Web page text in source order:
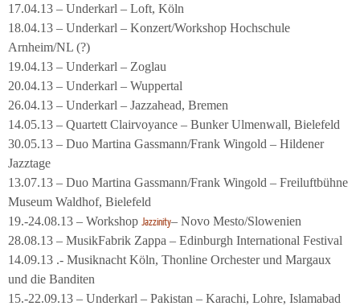
17.04.13 – Underkarl – Loft, Köln
18.04.13 – Underkarl – Konzert/Workshop Hochschule
Arnheim/NL (?)
19.04.13 – Underkarl – Zoglau
20.04.13 – Underkarl – Wuppertal
26.04.13 – Underkarl – Jazzahead, Bremen
14.05.13 – Quartett Clairvoyance – Bunker Ulmenwall, Bielefeld
30.05.13 – Duo Martina Gassmann/Frank Wingold – Hildener
Jazztage
13.07.13 – Duo Martina Gassmann/Frank Wingold – Freiluftbühne
Museum Waldhof, Bielefeld
19.-24.08.13 – Workshop Jazzinity– Novo Mesto/Slowenien
28.08.13 – MusikFabrik Zappa – Edinburgh International Festival
14.09.13 .- Musiknacht Köln, Thonline Orchester und Margaux
und die Banditen
15.-22.09.13 – Underkarl – Pakistan – Karachi, Lohre, Islamabad